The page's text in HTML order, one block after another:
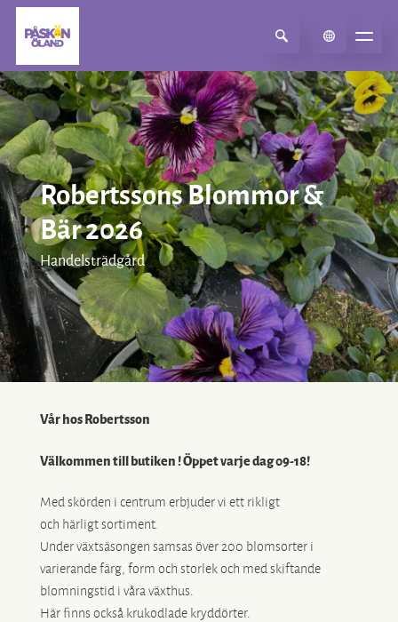
Select Language▼
Robertssons Blommor &
Bär 2026
Handelsträdgård
Vår hos Robertsson
Välkommen till butiken ! Öppet varje dag 09-18!
Med skörden i centrum erbjuder vi ett rikligt
och härligt sortiment.
Under växtsäsongen samsas över 200 blomsorter i
varierande färg, form och storlek och med skiftande
blomningstid i våra växthus.
Här finns också krukodlade kryddörter.